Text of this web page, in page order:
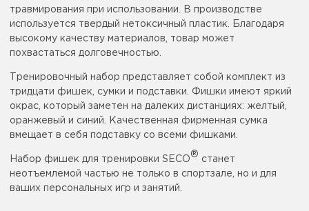
травмирования при использовании. В производстве
используется твердый нетоксичный пластик. Благодаря
высокому качеству материалов, товар может
похвастаться долговечностью.
Тренировочный набор представляет собой комплект из
тридцати фишек, сумки и подставки. Фишки имеют яркий
окрас, который заметен на далеких дистанциях: желтый,
оранжевый и синий. Качественная фирменная сумка
вмещает в себя подставку со всеми фишками.
Набор фишек для тренировки SECO
®
станет
неотъемлемой частью не только в спортзале, но и для
ваших персональных игр и занятий.